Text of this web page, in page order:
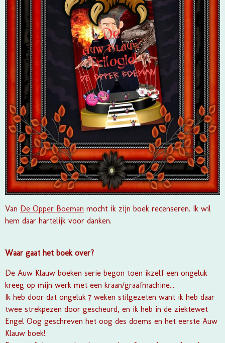
Van De Opper Boeman mocht ik zijn boek recenseren. Ik wil
hem daar hartelijk voor danken.
Waar gaat het boek over?
De Auw Klauw boeken serie begon toen ikzelf een ongeluk
kreeg op mijn werk met een kraan/graafmachine...
Ik heb door dat ongeluk 7 weken stilgezeten want ik heb daar
twee strekpezen door gescheurd, en ik heb in de ziektewet
Engel Oog geschreven het oog des doems en het eerste Auw
Klauw boek!